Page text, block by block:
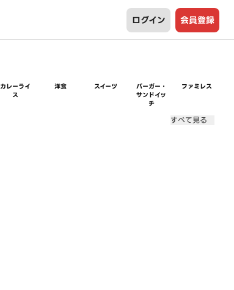
ログイン 会員登録
カレーライ
ス
洋食 スイーツ
バーガー・
サンドイッ
チ
ファミレス
すべて見る